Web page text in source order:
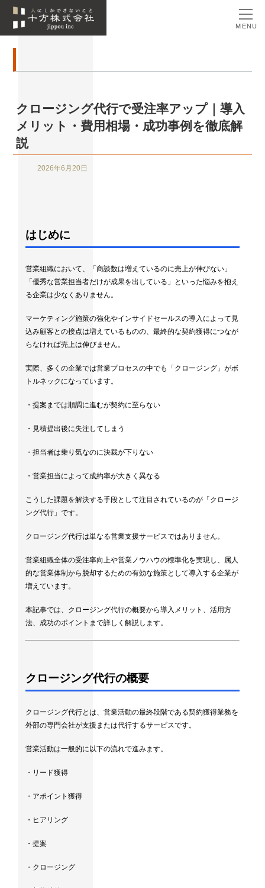
MENU
クロージング代行で受注率アップ｜導入
メリット・費用相場・成功事例を徹底解
説
2026年6月20日
はじめに
営業組織において、「商談数は増えているのに売上が伸びない」
「優秀な営業担当者だけが成果を出している」といった悩みを抱え
る企業は少なくありません。
マーケティング施策の強化やインサイドセールスの導入によって見
込み顧客との接点は増えているものの、最終的な契約獲得につなが
らなければ売上は伸びません。
実際、多くの企業では営業プロセスの中でも「クロージング」がボ
トルネックになっています。
・提案までは順調に進むが契約に至らない
・見積提出後に失注してしまう
・担当者は乗り気なのに決裁が下りない
・営業担当によって成約率が大きく異なる
こうした課題を解決する手段として注目されているのが「クロージ
ング代行」です。
クロージング代行は単なる営業支援サービスではありません。
営業組織全体の受注率向上や営業ノウハウの標準化を実現し、属人
的な営業体制から脱却するための有効な施策として導入する企業が
増えています。
本記事では、クロージング代行の概要から導入メリット、活用方
法、成功のポイントまで詳しく解説します。
クロージング代行の概要
クロージング代行とは、営業活動の最終段階である契約獲得業務を
外部の専門会社が支援または代行するサービスです。
営業活動は一般的に以下の流れで進みます。
・リード獲得
・アポイント獲得
・ヒアリング
・提案
・クロージング